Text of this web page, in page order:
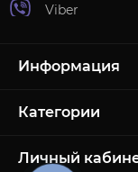
Viber
Информация
Категории
Личный